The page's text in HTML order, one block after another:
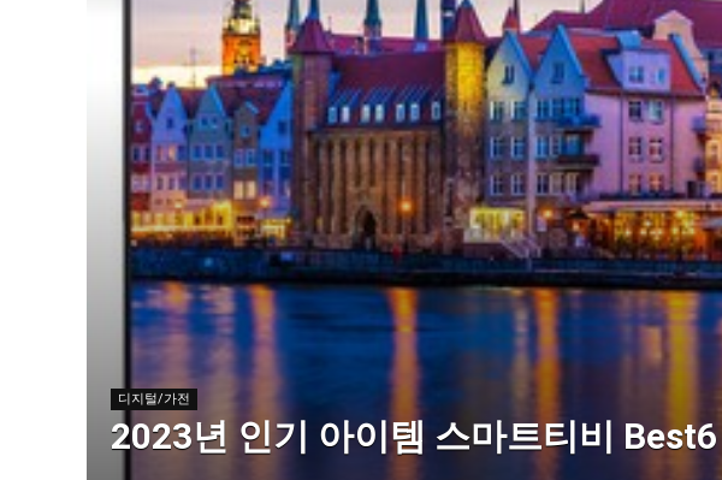
디지털/가전
2023년 인기 아이템 스마트티비 Best6